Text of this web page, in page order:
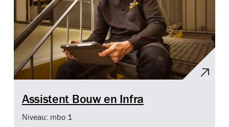
Assistent Bouw en Infra
Niveau: mbo 1